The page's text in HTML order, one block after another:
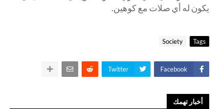
يكون له أي صلات مع كوهين.
Tags
Society
Facebook
Twitter
أخبار تهمك